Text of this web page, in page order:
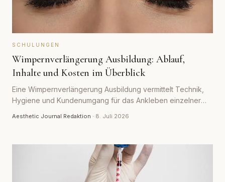
SCHULUNGEN
Wimpernverlängerung Ausbildung: Ablauf,
Inhalte und Kosten im Überblick
Eine Wimpernverlängerung Ausbildung vermittelt Technik,
Hygiene und Kundenumgang für das Ankleben einzelner
Aesthetic Journal Redaktion · 8. Juli 2026